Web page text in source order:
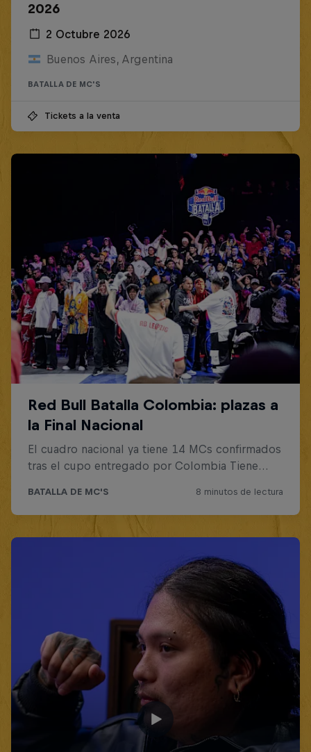
2026
2 Octubre 2026
Buenos Aires, Argentina
BATALLA DE MC'S
Tickets a la venta